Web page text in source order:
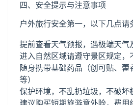
四、安全提示与注意事项
户外旅行安全第一，以下几点请
提前查看天气预报，遇极端天气
进入自然区域请遵守景区规定，
随身携带基础药品（创可贴、藿
等）
保护环境，不乱扔垃圾，不破坏
建议购买短期旅游意外险，费用